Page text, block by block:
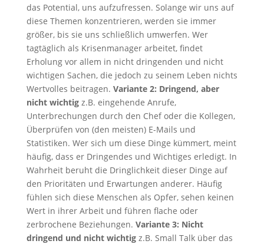
das Potential, uns aufzufressen. Solange wir uns auf
diese Themen konzentrieren, werden sie immer
größer, bis sie uns schließlich umwerfen. Wer
tagtäglich als Krisenmanager arbeitet, findet
Erholung vor allem in nicht dringenden und nicht
wichtigen Sachen, die jedoch zu seinem Leben nichts
Wertvolles beitragen. Variante 2: Dringend, aber
nicht wichtig z.B. eingehende Anrufe,
Unterbrechungen durch den Chef oder die Kollegen,
Überprüfen von (den meisten) E-Mails und
Statistiken. Wer sich um diese Dinge kümmert, meint
häufig, dass er Dringendes und Wichtiges erledigt. In
Wahrheit beruht die Dringlichkeit dieser Dinge auf
den Prioritäten und Erwartungen anderer. Häufig
fühlen sich diese Menschen als Opfer, sehen keinen
Wert in ihrer Arbeit und führen flache oder
zerbrochene Beziehungen. Variante 3: Nicht
dringend und nicht wichtig z.B. Small Talk über das